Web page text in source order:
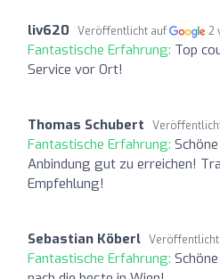
liv620 Veröffentlicht auf 2
Fantastische Erfahrung: Top
Service vor Ort!
Thomas Schubert
Fantastische Erfahrung:
Anbindung gut zu erreichen!
Empfehlung!
Sebastian Köberl
Fantastische Erfahrung: